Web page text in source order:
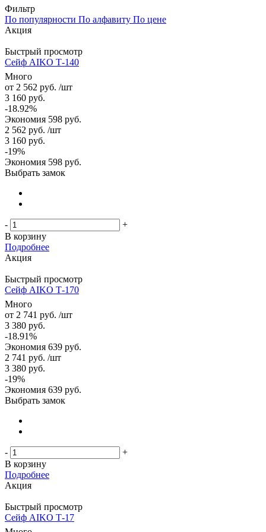
Фильтр
По популярности По алфавиту По цене
Акция
Быстрый просмотр
Сейф AIKO Т-140
Много
от 2 562 руб. /шт
3 160 руб.
-18.92%
Экономия 598 руб.
2 562 руб. /шт
3 160 руб.
-19%
Экономия 598 руб.
Выбрать замок
-
+
В корзину
Подробнее
Акция
Быстрый просмотр
Сейф AIKO Т-170
Много
от 2 741 руб. /шт
3 380 руб.
-18.91%
Экономия 639 руб.
2 741 руб. /шт
3 380 руб.
-19%
Экономия 639 руб.
Выбрать замок
-
+
В корзину
Подробнее
Акция
Быстрый просмотр
Сейф AIKO Т-17